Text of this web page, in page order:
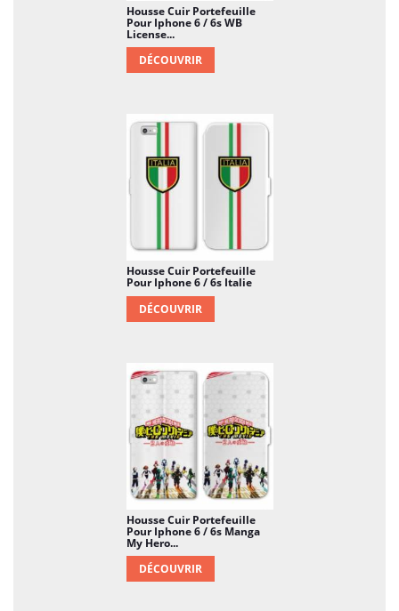
Housse Cuir Portefeuille
Pour Iphone 6 / 6s WB
License...
DÉCOUVRIR
Housse Cuir Portefeuille
Pour Iphone 6 / 6s Italie
DÉCOUVRIR
Housse Cuir Portefeuille
Pour Iphone 6 / 6s Manga
My Hero...
DÉCOUVRIR